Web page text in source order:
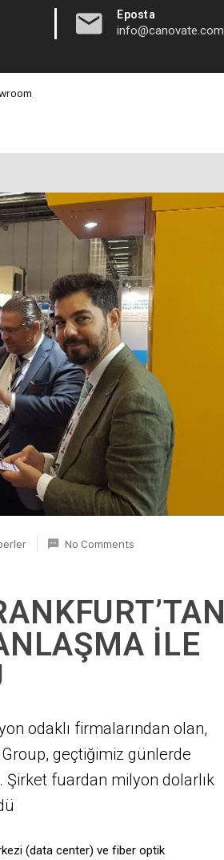
| Eposta
info@canovate.com
No Comments
İLE
odaklı firmalarından olan,
geçtiğimiz günlerde
Şirket fuardan milyon dolarlık
(data center) ve fiber optik